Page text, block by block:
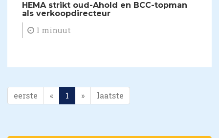
HEMA strikt oud-Ahold en BCC-topman
als verkoopdirecteur
1 minuut
eerste « 1 » laatste